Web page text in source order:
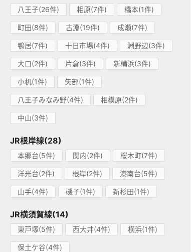
八王子(26件) 相原(7件) 橋本(1件)
町田(8件) 古淵(19件) 成瀬(7件)
鴨居(7件) 十日市場(4件) 淵野辺(3件)
大口(2件) 片倉(3件) 新横浜(3件)
小机(1件) 矢部(1件)
八王子みなみ野(4件) 相模原(2件)
中山(3件)
JR根岸線(28)
本郷台(5件) 関内(2件) 桜木町(7件)
洋光台(2件) 根岸(2件) 港南台(5件)
山手(4件) 磯子(1件) 新杉田(1件)
JR横須賀線(14)
東戸塚(5件) 西大井(4件) 横浜(1件)
保土ケ谷(4件)